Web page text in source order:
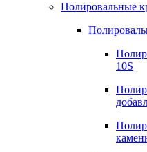
Полировальные
10S